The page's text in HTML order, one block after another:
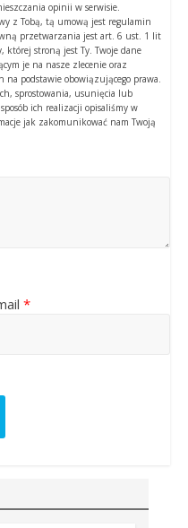
opinii w serwisie.
z Tobą, tą umową jest regulamin
przetwarzania jest art. 6 ust. 1 lit
stroną jest Ty. Twoje dane
je na nasze zlecenie oraz
podstawie obowiązującego prawa.
sprostowania, usunięcia lub
ich realizacji opisaliśmy w
jak zakomunikować nam Twoją
*